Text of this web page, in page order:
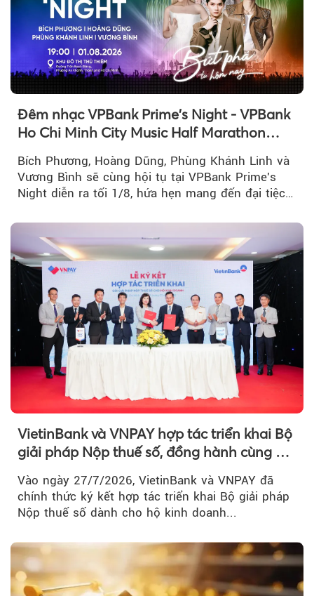
Đêm nhạc VPBank Prime's Night - VPBank
Ho Chi Minh City Music Half Marathon
Bích Phương, Hoàng Dũng, Phùng Khánh Linh và
Vương Bình sẽ cùng hội tụ tại VPBank Prime's
Night diễn ra tối 1/8, hứa hẹn mang đến đại tiệc
VietinBank và VNPAY hợp tác triển khai Bộ
giải pháp Nộp thuế số, đồng hành cùng hộ
Vào ngày 27/7/2026, VietinBank và VNPAY đã
chính thức ký kết hợp tác triển khai Bộ giải pháp
Nộp thuế số dành cho hộ kinh doanh...